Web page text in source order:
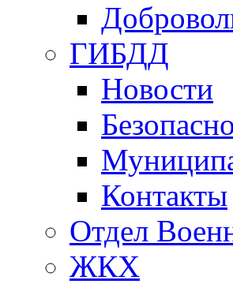
ГИБДД
Новости
Контакты
Отдел
ЖКХ